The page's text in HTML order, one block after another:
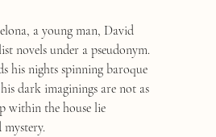
a young man, David
novels under a pseudonym.
his nights spinning baroque
dark imaginings are not as
within the house lie